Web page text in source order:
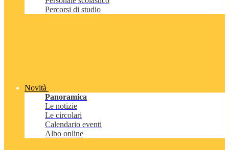
Percorsi di studio
Novità
Panoramica
Le notizie
Le circolari
Calendario eventi
Albo online